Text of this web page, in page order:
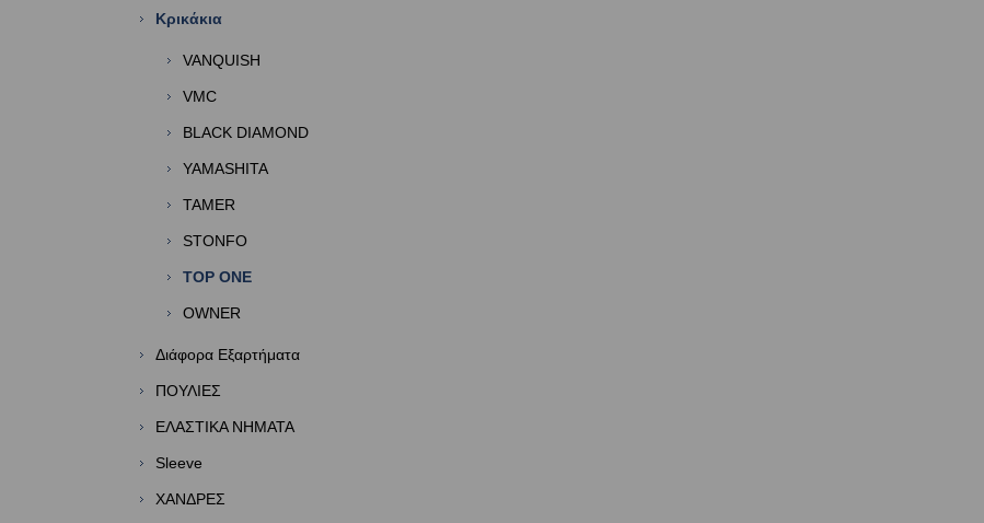
Κρικάκια
VANQUISH
VMC
BLACK DIAMOND
YAMASHITA
TAMER
STONFO
TOP ONE
OWNER
Διάφορα Εξαρτήματα
ΠΟΥΛΙΕΣ
ΕΛΑΣΤΙΚΑ ΝΗΜΑΤΑ
Sleeve
ΧΑΝΔΡΕΣ